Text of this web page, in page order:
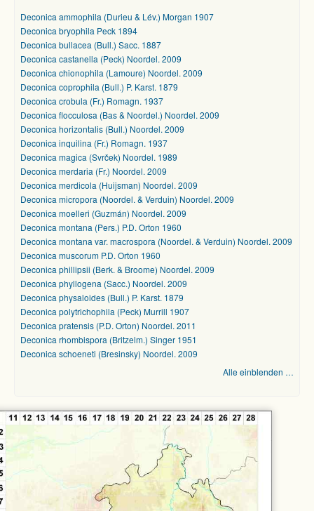
Deconica ammophila (Durieu & Lév.) Morgan 1907
Deconica bryophila Peck 1894
Deconica bullacea (Bull.) Sacc. 1887
Deconica castanella (Peck) Noordel. 2009
Deconica chionophila (Lamoure) Noordel. 2009
Deconica coprophila (Bull.) P. Karst. 1879
Deconica crobula (Fr.) Romagn. 1937
Deconica flocculosa (Bas & Noordel.) Noordel. 2009
Deconica horizontalis (Bull.) Noordel. 2009
Deconica inquilina (Fr.) Romagn. 1937
Deconica magica (Svrček) Noordel. 1989
Deconica merdaria (Fr.) Noordel. 2009
Deconica merdicola (Huijsman) Noordel. 2009
Deconica micropora (Noordel. & Verduin) Noordel. 2009
Deconica moelleri (Guzmán) Noordel. 2009
Deconica montana (Pers.) P.D. Orton 1960
Deconica montana var. macrospora (Noordel. & Verduin) Noordel. 2009
Deconica muscorum P.D. Orton 1960
Deconica phillipsii (Berk. & Broome) Noordel. 2009
Deconica phyllogena (Sacc.) Noordel. 2009
Deconica physaloides (Bull.) P. Karst. 1879
Deconica polytrichophila (Peck) Murrill 1907
Deconica pratensis (P.D. Orton) Noordel. 2011
Deconica rhombispora (Britzelm.) Singer 1951
Deconica schoeneti (Bresinsky) Noordel. 2009
Alle einblenden …